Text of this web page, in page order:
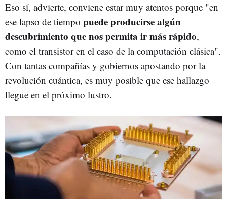
Eso sí, advierte, conviene estar muy atentos porque "en
ese lapso de tiempo puede producirse algún
descubrimiento que nos permita ir más rápido,
como el transistor en el caso de la computación clásica".
Con tantas compañías y gobiernos apostando por la
revolución cuántica, es muy posible que ese hallazgo
llegue en el próximo lustro.